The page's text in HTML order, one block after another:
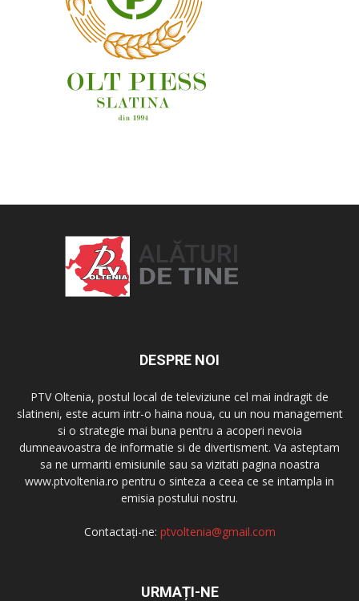
DESPRE NOI
PTV Oltenia, postul local de televiziune cel mai indragit de
slatineni, este acum intr-o haina noua, cu un nou management
si o strategie mai buna pentru a acoperi nevoia
dumneavoastra de informatie si de divertisment. Va asteptam
sa ne urmariti emisiunile sau sa vizitati pagina noastra
www.ptvoltenia.ro pentru o sinteza a ceea ce se intampla in
emisia postului nostru.
Contactați-ne: ptvoltenia@gmail.com
URMAȚI-NE